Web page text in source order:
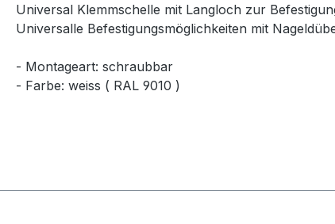
Universal Klemmschelle mit Langloch zur
Universalle Befestigungsmöglichkeiten mit
- Montageart: schraubbar
- Farbe: weiss ( RAL 9010 )